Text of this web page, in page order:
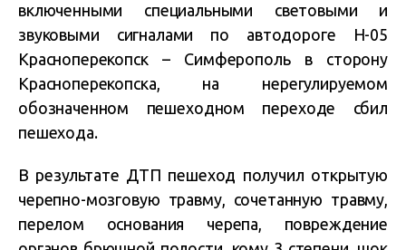
включенными специальными световыми и
звуковыми сигналами по автодороге Н-05
Красноперекопск – Симферополь в сторону
Красноперекопска, на нерегулируемом
обозначенном пешеходном переходе сбил
пешехода.
В результате ДТП пешеход получил открытую
черепно-мозговую травму, сочетанную травму,
перелом основания черепа, повреждение